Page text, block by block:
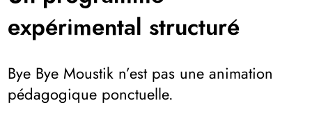
expérimental structuré
Bye Bye Moustik n’est pas une animation
pédagogique ponctuelle.